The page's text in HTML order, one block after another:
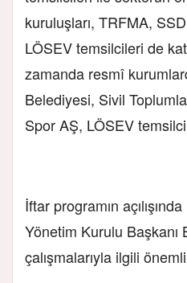
kuruluşları, TRFMA,
LÖSEV temsilcileri de
zamanda resmî
Belediyesi, Sivil
Spor AŞ, LÖSEV
İftar programın
Yönetim Kurulu Başkanı
çalışmalarıyla ilgili